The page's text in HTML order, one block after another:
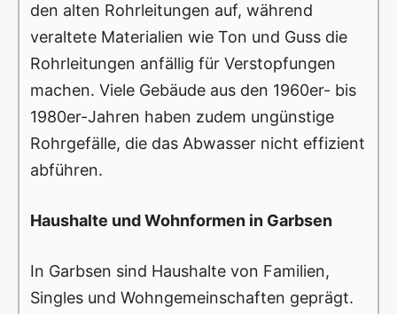
den alten Rohrleitungen auf, während
veraltete Materialien wie Ton und Guss die
Rohrleitungen anfällig für Verstopfungen
machen. Viele Gebäude aus den 1960er- bis
1980er-Jahren haben zudem ungünstige
Rohrgefälle, die das Abwasser nicht effizient
abführen.
Haushalte und Wohnformen in Garbsen
In Garbsen sind Haushalte von Familien,
Singles und Wohngemeinschaften geprägt.